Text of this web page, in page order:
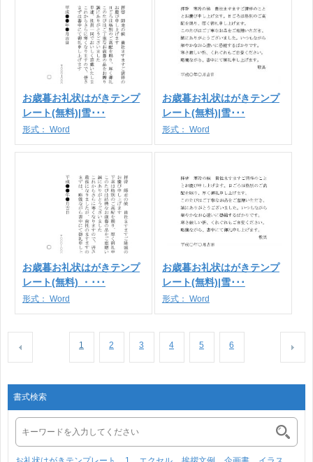
お歳暮お礼状はがきテンプ
レート(無料)|雪･･･
形式： Word
お歳暮お礼状はがきテンプ
レート(無料)|雪･･･
形式： Word
お歳暮お礼状はがきテンプ
レート(無料) ・･･･
形式： Word
お歳暮お礼状はがきテンプ
レート(無料)|雪･･･
形式： Word
1 2 3 4 5 6
書式検索